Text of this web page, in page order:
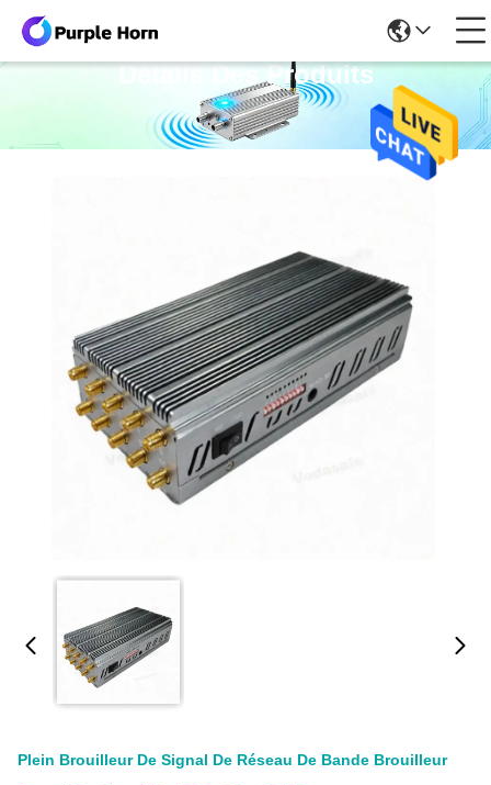
Détails Des Produits
Plein Brouilleur De Signal De Réseau De Bande Brouilleur